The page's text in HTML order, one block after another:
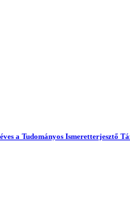
a Tudományos Ismeretterjesztő